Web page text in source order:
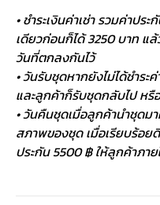
• ชำระเงินค่าเช่า รวมค่าปร
เดียวก่อนก็ได้ 3250 บาท แ
วันที่ตกลงกันไว้
• วันรับชุดหากยังไม่ได้ชำระ
และลูกค้าก็รับชุดกลับไป หรื
• วันคืนชุดเมื่อลูกค้านำชุดม
สภาพของชุด เมื่อเรียบร้อย
ประกัน 5500 ฿ ให้ลูกค้าภาย